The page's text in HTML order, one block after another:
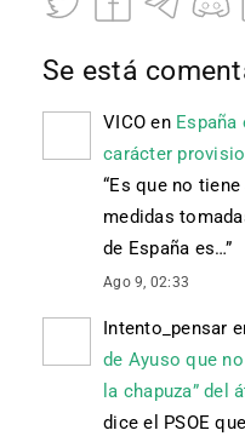
Se está
VICO en España
carácter
“Es que no
medidas
de España es…”
Ago 9, 02:33
Intento_pensar
de Ayuso que
la chapuza” del
dice el PSOE